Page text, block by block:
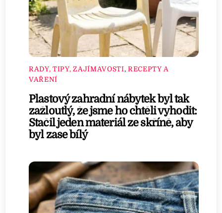
RADY, TIPY, ZAJÍMAVOSTI, RECEPTY A
VAŘENÍ
Plastový zahradní nábytek byl tak
zažloutlý, že jsme ho chtěli vyhodit:
Stačil jeden materiál ze skříně, aby
byl zase bílý